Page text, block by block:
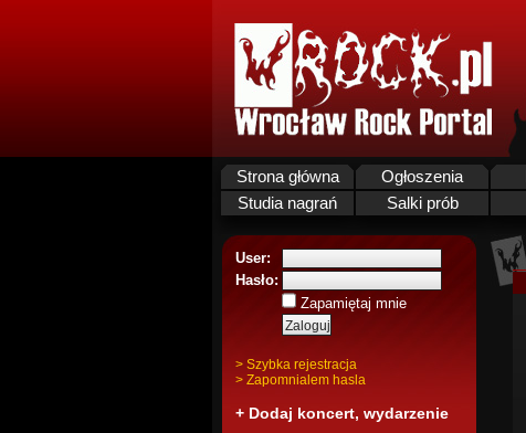
Strona główna Ogłoszenia
Studia nagrań
Salki prób
User:
Hasło:
Zapamiętaj mnie
> Szybka rejestracja
> Zapomnialem hasla
+ Dodaj koncert, wydarzenie